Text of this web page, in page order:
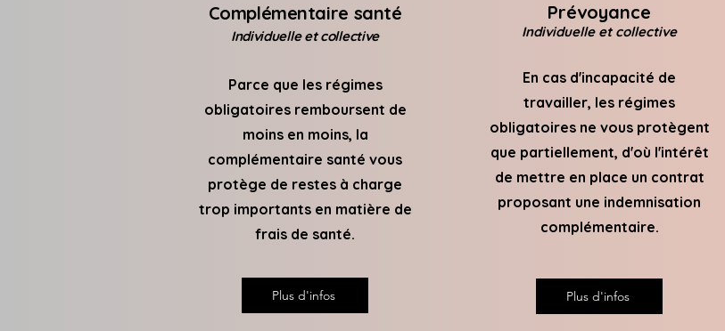
Complémentaire santé
Individuelle et collective
Parce que les régimes
obligatoires remboursent de
moins en moins, la
complémentaire santé vous
protège de restes à charge
trop importants en matière de
frais de santé.
Plus d'infos
Prévoyance
Individuelle et collective
En cas d'incapacité de
travailler, les régimes
obligatoires ne vous protègent
que partiellement, d'où l'intérêt
de mettre en place un contrat
proposant une indemnisation
complémentaire.
Plus d'infos